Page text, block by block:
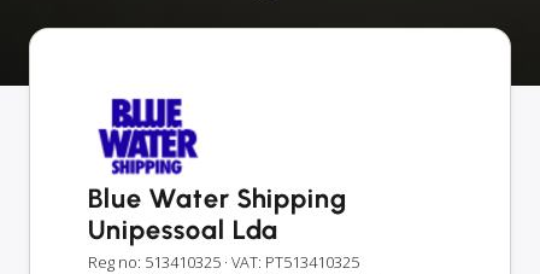
Blue Water Shipping
Unipessoal Lda
Reg no: 513410325 · VAT: PT513410325